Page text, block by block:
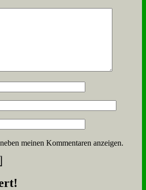
meinen Kommentaren anzeigen.